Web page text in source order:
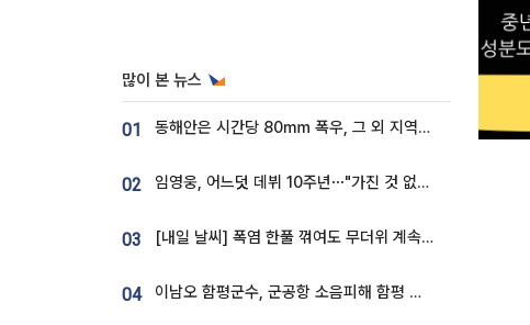
많이 본 뉴스
01 동해안은 시간당 80㎜ 폭우, 그 외 지역은 폭염…‘극과 극 날씨’
02 임영웅, 어느덧 데뷔 10주년⋯"가진 것 없던 시절, 내 앞엔 20명의 팬뿐"
03 [내일 날씨] 폭염 한풀 꺾여도 무더위 계속⋯동해안 이틀 연속 비
04 이남오 함평군수, 군공항 소음피해 함평 보상 요구